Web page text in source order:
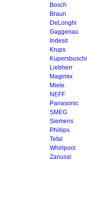
Bosch
Braun
DeLonghi
Gaggenau
Indesit
Krups
Kupersbuschi
Liebherr
Magimix
Miele
NEFF
Panasonic
SMEG
Siemens
Phillips
Tefal
Whirlpool
Zanussi